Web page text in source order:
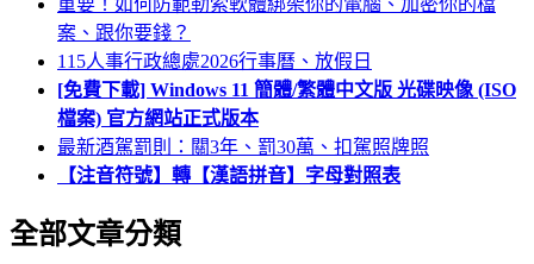
案、跟你要錢？
115人事行政總處2026行事曆、放假日
[免費下載] Windows 11 簡體/繁體中文版 光碟映像 (ISO
檔案) 官方網站正式版本
最新酒駕罰則：關3年、罰30萬、扣駕照牌照
【注音符號】轉【漢語拼音】字母對照表
全部文章分類